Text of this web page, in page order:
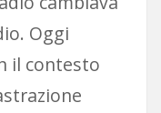
Oggi
il contesto